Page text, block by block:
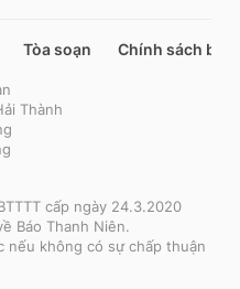
Tòa soạn Chính sách bảo
Thành
cấp ngày 24.3.2020
Báo Thanh Niên.
nếu không có sự chấp thuận